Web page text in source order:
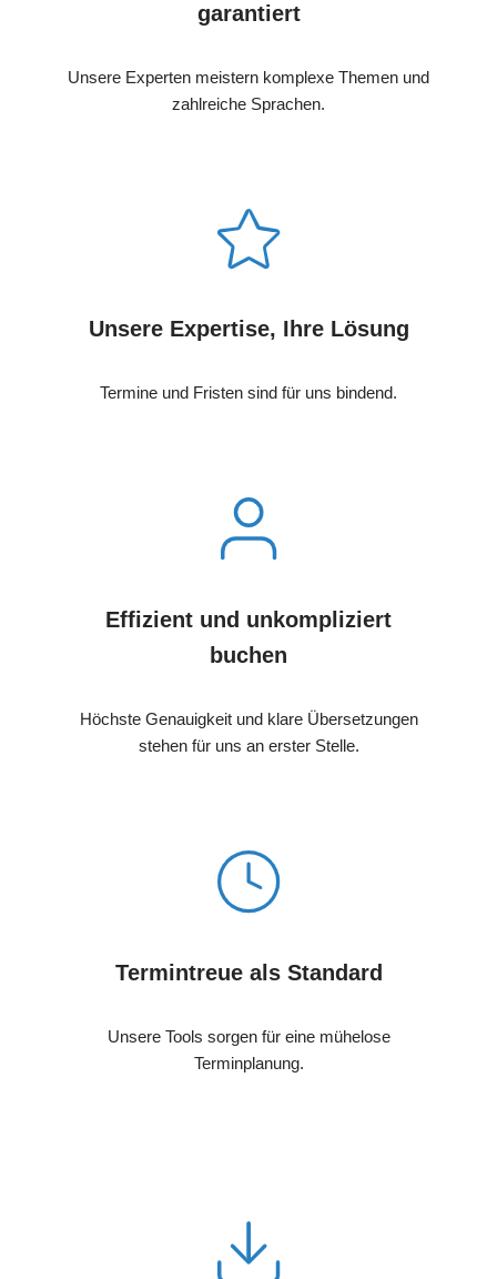
garantiert
Unsere Experten meistern komplexe Themen und
zahlreiche Sprachen.
Unsere Expertise, Ihre Lösung
Termine und Fristen sind für uns bindend.
Effizient und unkompliziert
buchen
Höchste Genauigkeit und klare Übersetzungen
stehen für uns an erster Stelle.
Termintreue als Standard
Unsere Tools sorgen für eine mühelose
Terminplanung.